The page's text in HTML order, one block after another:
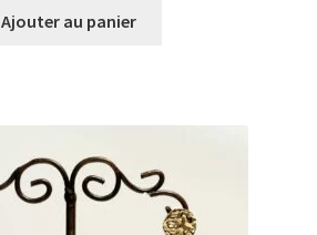
Ajouter au panier